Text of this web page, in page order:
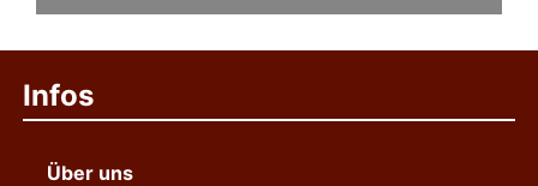
Infos
Über uns